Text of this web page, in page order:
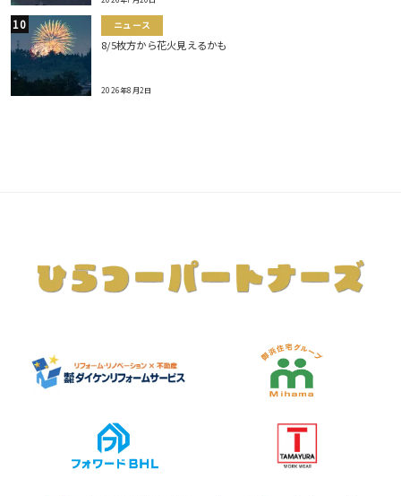
ニュース
8/5枚方から花火見えるかも
2026年8月2日